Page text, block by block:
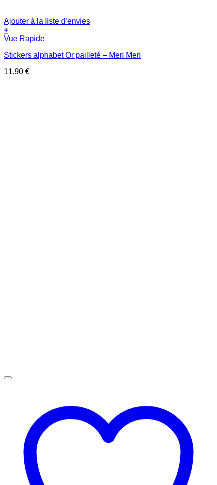
Ajouter à la liste d’envies
+
Vue Rapide
Stickers alphabet Or pailleté – Meri Meri
11.90 €